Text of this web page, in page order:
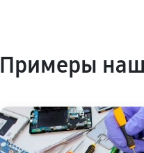
Примеры